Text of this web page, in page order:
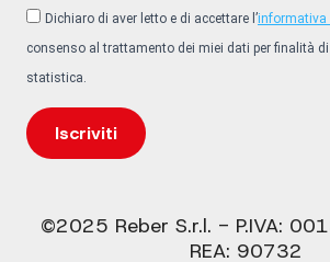
Dichiaro di aver letto e di accettare l’informativa
consenso al trattamento dei miei dati per finalità
statistica.
Iscriviti
©2025 Reber S.r.l. - P.IVA:
REA: 90732